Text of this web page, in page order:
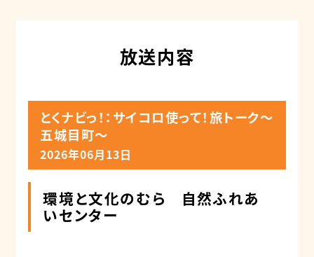
放送内容
とくナビっ！：サイコロ使って！旅トーク～
五城目町～
2026年06月13日
環境と文化のむら 自然ふれあ
いセンター